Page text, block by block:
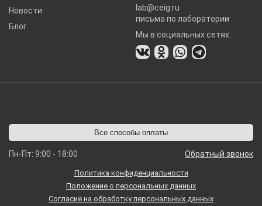
Новости
Блог
lab@ceig.ru
письма по лаборатории
Мы в социальных сетях:
Все способы оплаты
Пн-Пт: 9:00 - 18:00 Обратный звонок
Политика конфиденциальности
Положение о персональных данных
Согласие на обработку персональных данных